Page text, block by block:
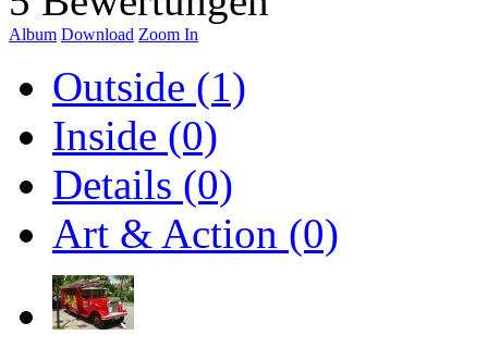
Album Download Zoom In
Outside (1)
Inside (0)
Details (0)
Art & Action (0)